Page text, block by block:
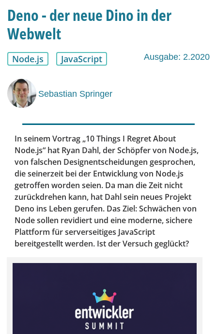
Deno - der neue Dino in der
Webwelt
Node.js JavaScript Ausgabe: 2.2020
Sebastian Springer
In seinem Vortrag „10 Things I Regret About
Node.js“ hat Ryan Dahl, der Schöpfer von Node.js,
von falschen Designentscheidungen gesprochen,
die seinerzeit bei der Entwicklung von Node.js
getroffen worden seien. Da man die Zeit nicht
zurückdrehen kann, hat Dahl sein neues Projekt
Deno ins Leben gerufen. Das Ziel: Schwächen von
Node sollen revidiert und eine moderne, sichere
Plattform für serverseitiges JavaScript
bereitgestellt werden. Ist der Versuch geglückt?